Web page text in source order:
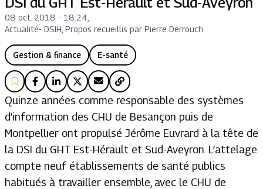
08 oct. 2018 - 18:24
Actualité- DSIH, Propos recueillis par Pierre Derrouch
Gestion & finance E-santé
Quinze années comme responsable des systèmes
d’information des CHU de Besançon puis de
Montpellier ont propulsé Jérôme Euvrard à la tête de
la DSI du GHT Est-Hérault et Sud-Aveyron. L’attelage
compte neuf établissements de santé publics
habitués à travailler ensemble, avec le CHU de